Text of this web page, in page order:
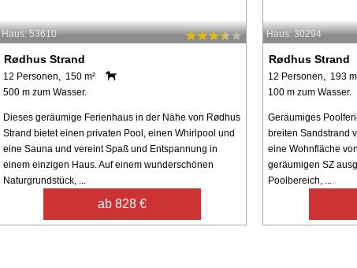
Haus: 53610
Rødhus Strand
12 Personen, 150 m²
500 m zum Wasser.
Dieses geräumige Ferienhaus in der Nähe von Rødhus
Strand bietet einen privaten Pool, einen Whirlpool und
eine Sauna und vereint Spaß und Entspannung in
einem einzigen Haus. Auf einem wunderschönen
Naturgrundstück, ...
ab 828 €
Haus: 30294
Rødhus Strand
12 Personen, 193
100 m zum Wasser.
Geräumiges
breiten Sandstrand
eine Wohnfläche
geräumigen SZ
Poolbereich, ...